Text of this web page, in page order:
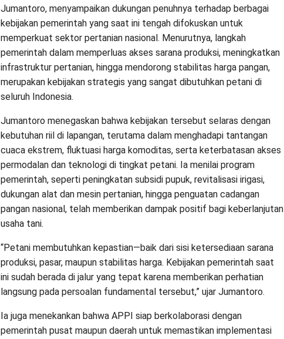
Jumantoro, menyampaikan dukungan penuhnya terhadap berbagai
kebijakan pemerintah yang saat ini tengah difokuskan untuk
memperkuat sektor pertanian nasional. Menurutnya, langkah
pemerintah dalam memperluas akses sarana produksi, meningkatkan
infrastruktur pertanian, hingga mendorong stabilitas harga pangan,
merupakan kebijakan strategis yang sangat dibutuhkan petani di
seluruh Indonesia.
Jumantoro menegaskan bahwa kebijakan tersebut selaras dengan
kebutuhan riil di lapangan, terutama dalam menghadapi tantangan
cuaca ekstrem, fluktuasi harga komoditas, serta keterbatasan akses
permodalan dan teknologi di tingkat petani. Ia menilai program
pemerintah, seperti peningkatan subsidi pupuk, revitalisasi irigasi,
dukungan alat dan mesin pertanian, hingga penguatan cadangan
pangan nasional, telah memberikan dampak positif bagi keberlanjutan
usaha tani.
“Petani membutuhkan kepastian—baik dari sisi ketersediaan sarana
produksi, pasar, maupun stabilitas harga. Kebijakan pemerintah saat
ini sudah berada di jalur yang tepat karena memberikan perhatian
langsung pada persoalan fundamental tersebut,” ujar Jumantoro.
Ia juga menekankan bahwa APPI siap berkolaborasi dengan
pemerintah pusat maupun daerah untuk memastikan implementasi